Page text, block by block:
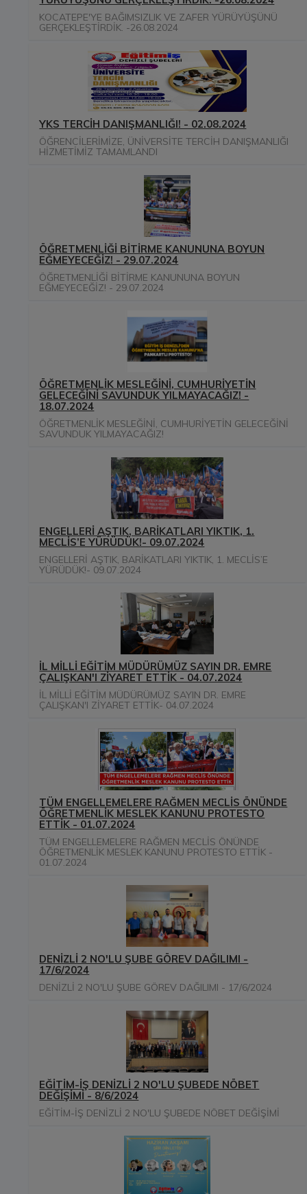
KOCATEPE'YE BAĞIMSIZLIK VE ZAFER YÜRÜYÜŞÜNÜ
GERÇEKLEŞTİRDİK. -26.08.2024
YKS TERCİH DANIŞMANLIĞI! - 02.08.2024
ÖĞRENCİLERİMİZE, ÜNİVERSİTE TERCİH DANIŞMANLIĞI
HİZMETİMİZ TAMAMLANDI
ÖĞRETMENLİĞİ BİTİRME KANUNUNA BOYUN
EĞMEYECEĞİZ! - 29.07.2024
ÖĞRETMENLİĞİ BİTİRME KANUNUNA BOYUN
EĞMEYECEĞİZ! - 29.07.2024
ÖĞRETMENLİK MESLEĞİNİ, CUMHURİYETİN
GELECEĞİNİ SAVUNDUK YILMAYACAĞIZ! -
18.07.2024
ÖĞRETMENLİK MESLEĞİNİ, CUMHURİYETİN GELECEĞİNİ
SAVUNDUK YILMAYACAĞIZ!
ENGELLERİ AŞTIK, BARİKATLARI YIKTIK, 1.
MECLİS’E YÜRÜDÜK!- 09.07.2024
ENGELLERİ AŞTIK, BARİKATLARI YIKTIK, 1. MECLİS’E
YÜRÜDÜK!- 09.07.2024
İL MİLLİ EĞİTİM MÜDÜRÜMÜZ SAYIN DR. EMRE
ÇALIŞKAN'I ZİYARET ETTİK - 04.07.2024
İL MİLLİ EĞİTİM MÜDÜRÜMÜZ SAYIN DR. EMRE
ÇALIŞKAN'I ZİYARET ETTİK- 04.07.2024
TÜM ENGELLEMELERE RAĞMEN MECLİS ÖNÜNDE
ÖĞRETMENLİK MESLEK KANUNU PROTESTO
ETTİK - 01.07.2024
TÜM ENGELLEMELERE RAĞMEN MECLİS ÖNÜNDE
ÖĞRETMENLİK MESLEK KANUNU PROTESTO ETTİK -
01.07.2024
DENİZLİ 2 NO'LU ŞUBE GÖREV DAĞILIMI -
17/6/2024
DENİZLİ 2 NO'LU ŞUBE GÖREV DAĞILIMI - 17/6/2024
EĞİTİM-İŞ DENİZLİ 2 NO'LU ŞUBEDE NÖBET
DEĞİŞİMİ - 8/6/2024
EĞİTİM-İŞ DENİZLİ 2 NO'LU ŞUBEDE NÖBET DEĞİŞİMİ